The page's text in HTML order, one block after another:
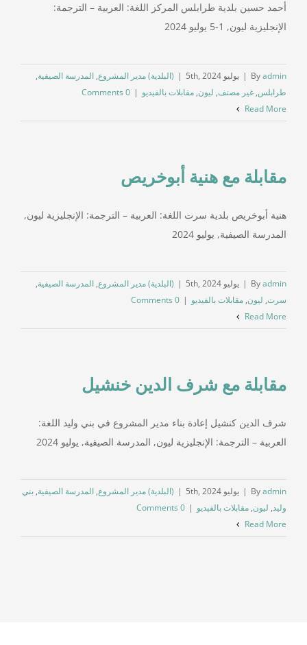
أحمد حسين بلدية طرابلس المركز اللغة: العربية – الترجمة:
الإنجليزية ليون, 1-5 يوليو 2024
Byadmin
| يوليو 5th, 2024 | (البلدية) مدير المشروع, المدرسة الصيفية,
طرابلس‎, غير مصنف, ليون, مقابلات بالفيديو |
0 Comments
Read More
مقابلة مع هنية أبوخريص
هنية أبوخريص بلدية سرت اللغة: العربية – الترجمة: الإنجليزية ليون,
المدرسة الصيفية, يوليو 2024
Byadmin
| يوليو 5th, 2024 | (البلدية) مدير المشروع, المدرسة الصيفية,
سرت, ليون, مقابلات بالفيديو |
0 Comments
Read More
مقابلة مع شرف الدين خنشيل
شرف الدين كنشيل إعادة بناء مدير المشروع في بني وليد اللغة:
العربية – الترجمة: الإنجليزية ليون, المدرسة الصيفية, يوليو 2024
Byadmin
| يوليو 5th, 2024 | (البلدية) مدير المشروع, المدرسة الصيفية, بني
وليد, ليون, مقابلات بالفيديو |
0 Comments
Read More